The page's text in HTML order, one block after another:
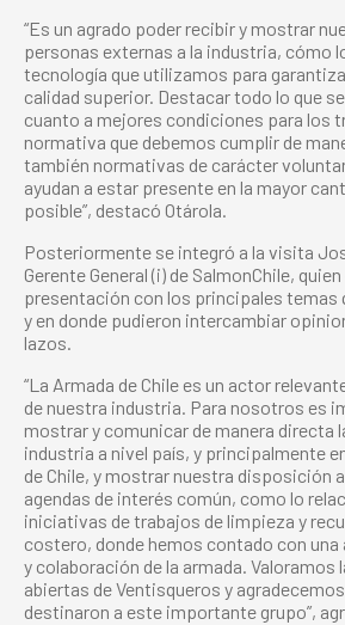
“Es un agrado poder recibir y mostrar
personas externas a la industria, cómo
tecnología que utilizamos para
calidad superior. Destacar todo lo que
cuanto a mejores condiciones para los
normativa que debemos cumplir de
también normativas de carácter
ayudan a estar presente en la mayor
posible”, destacó Otárola.
Posteriormente se integró a la visita
Gerente General (i) de SalmonChile,
presentación con los principales temas
y en donde pudieron intercambiar
lazos.
“La Armada de Chile es un actor
de nuestra industria. Para nosotros es
mostrar y comunicar de manera directa
industria a nivel país, y principalmente
de Chile, y mostrar nuestra disposición
agendas de interés común, como lo
iniciativas de trabajos de limpieza y
costero, donde hemos contado con
y colaboración de la armada. Valoramos
abiertas de Ventisqueros y
destinaron a este importante grupo”,